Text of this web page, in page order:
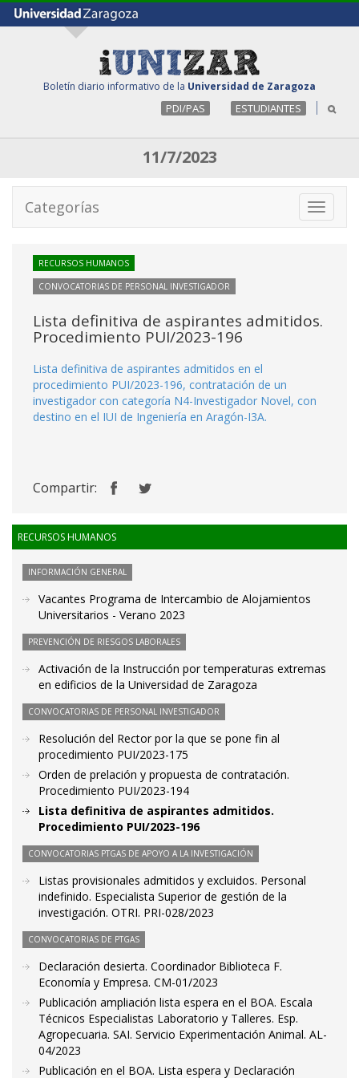
Boletín diario informativo de la Universidad de Zaragoza
PDI/PAS ESTUDIANTES
11/7/2023
Toggle
Categorías
RECURSOS HUMANOS
CONVOCATORIAS DE PERSONAL INVESTIGADOR
Lista definitiva de aspirantes admitidos.
Procedimiento PUI/2023-196
Lista definitiva de aspirantes admitidos en el
procedimiento PUI/2023-196, contratación de un
investigador con categoría N4-Investigador Novel, con
destino en el IUI de Ingeniería en Aragón-I3A.
Compartir:
RECURSOS HUMANOS
INFORMACIÓN GENERAL
Vacantes Programa de Intercambio de Alojamientos
Universitarios - Verano 2023
PREVENCIÓN DE RIESGOS LABORALES
Activación de la Instrucción por temperaturas extremas
en edificios de la Universidad de Zaragoza
CONVOCATORIAS DE PERSONAL INVESTIGADOR
Resolución del Rector por la que se pone fin al
procedimiento PUI/2023-175
Orden de prelación y propuesta de contratación.
Procedimiento PUI/2023-194
Lista definitiva de aspirantes admitidos.
Procedimiento PUI/2023-196
CONVOCATORIAS PTGAS DE APOYO A LA INVESTIGACIÓN
Listas provisionales admitidos y excluidos. Personal
indefinido. Especialista Superior de gestión de la
investigación. OTRI. PRI-028/2023
CONVOCATORIAS DE PTGAS
Declaración desierta. Coordinador Biblioteca F.
Economía y Empresa. CM-01/2023
Publicación ampliación lista espera en el BOA. Escala
Técnicos Especialistas Laboratorio y Talleres. Esp.
Agropecuaria. SAI. Servicio Experimentación Animal. AL-
04/2023
Publicación en el BOA. Lista espera y Declaración